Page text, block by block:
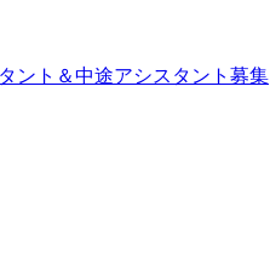
ント＆中途アシスタント募集